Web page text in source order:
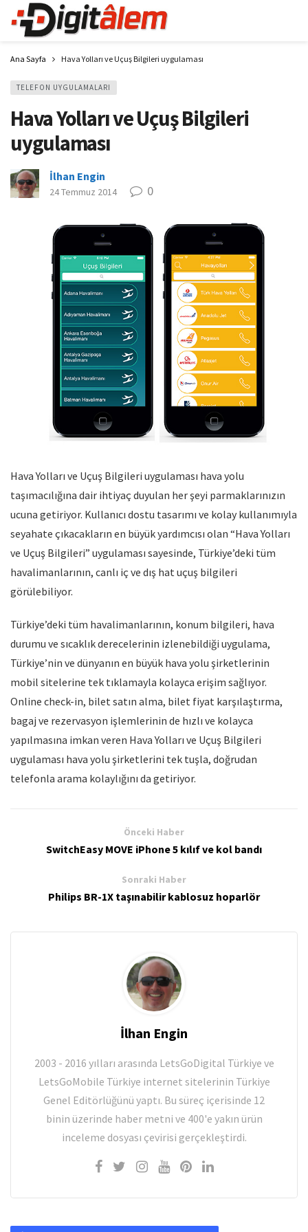
Ana Sayfa Hava Yolları ve Uçuş Bilgileri uygulaması
TELEFON UYGULAMALARI
Hava Yolları ve Uçuş Bilgileri
uygulaması
İlhan Engin
24 Temmuz 2014 0
Hava Yolları ve Uçuş Bilgileri uygulaması hava yolu
taşımacılığına dair ihtiyaç duyulan her şeyi parmaklarınızın
ucuna getiriyor. Kullanıcı dostu tasarımı ve kolay kullanımıyla
seyahate çıkacakların en büyük yardımcısı olan “Hava Yolları
ve Uçuş Bilgileri” uygulaması sayesinde, Türkiye’deki tüm
havalimanlarının, canlı iç ve dış hat uçuş bilgileri
görülebiliyor.
Türkiye’deki tüm havalimanlarının, konum bilgileri, hava
durumu ve sıcaklık derecelerinin izlenebildiği uygulama,
Türkiye’nin ve dünyanın en büyük hava yolu şirketlerinin
mobil sitelerine tek tıklamayla kolayca erişim sağlıyor.
Online check-in, bilet satın alma, bilet fiyat karşılaştırma,
bagaj ve rezervasyon işlemlerinin de hızlı ve kolayca
yapılmasına imkan veren Hava Yolları ve Uçuş Bilgileri
uygulaması hava yolu şirketlerini tek tuşla, doğrudan
telefonla arama kolaylığını da getiriyor.
Önceki Haber
SwitchEasy MOVE iPhone 5 kılıf ve kol bandı
Sonraki Haber
Philips BR-1X taşınabilir kablosuz hoparlör
İlhan Engin
2003 - 2016 yılları arasında LetsGoDigital Türkiye ve
LetsGoMobile Türkiye internet sitelerinin Türkiye
Genel Editörlüğünü yaptı. Bu süreç içerisinde 12
binin üzerinde haber metni ve 400'e yakın ürün
inceleme dosyası çevirisi gerçekleştirdi.